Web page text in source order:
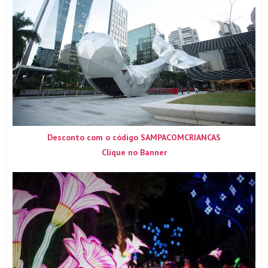
Desconto com o código SAMPACOMCRIANCAS
Clique no Banner